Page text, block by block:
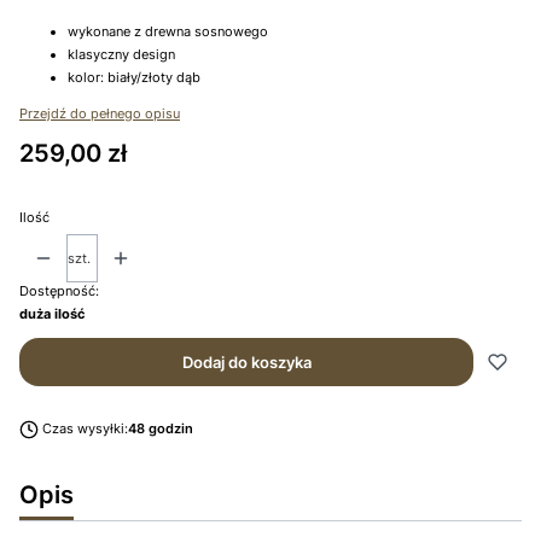
wykonane z drewna sosnowego
klasyczny design
kolor: biały/złoty dąb
Przejdź do pełnego opisu
Cena
259,00 zł
Ilość
szt.
Dostępność:
duża ilość
Dodaj do koszyka
Czas wysyłki:48 godzin
Opis